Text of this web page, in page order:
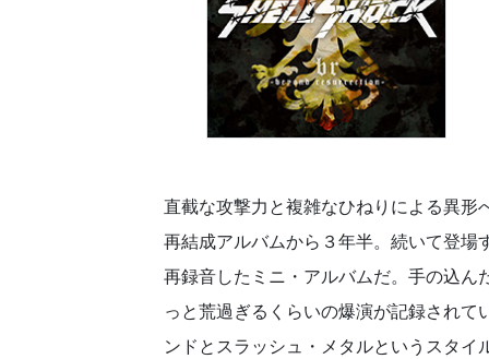
直截な攻撃力と複雑なひねりによる異
再結成アルバムから３年半。続いて登
再録音したミニ・アルバムだ。手の込
っと荒過ぎるくらいの爆演が記録され
ンドとスラッシュ・メタルというスタ